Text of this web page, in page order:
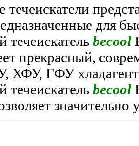
течеискатели
для
течеискатель becool
прекрасный,
ХФУ, ГФУ
течеискатель becool